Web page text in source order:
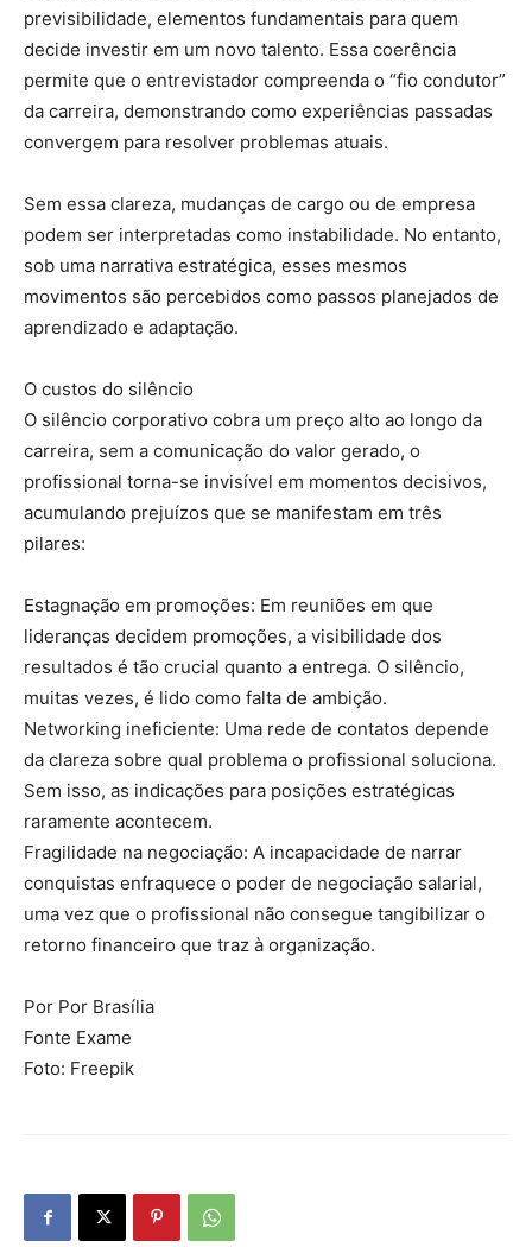
previsibilidade, elementos fundamentais para quem
decide investir em um novo talento. Essa coerência
permite que o entrevistador compreenda o “fio condutor”
da carreira, demonstrando como experiências passadas
convergem para resolver problemas atuais.
Sem essa clareza, mudanças de cargo ou de empresa
podem ser interpretadas como instabilidade. No entanto,
sob uma narrativa estratégica, esses mesmos
movimentos são percebidos como passos planejados de
aprendizado e adaptação.
O custos do silêncio
O silêncio corporativo cobra um preço alto ao longo da
carreira, sem a comunicação do valor gerado, o
profissional torna-se invisível em momentos decisivos,
acumulando prejuízos que se manifestam em três
pilares:
Estagnação em promoções: Em reuniões em que
lideranças decidem promoções, a visibilidade dos
resultados é tão crucial quanto a entrega. O silêncio,
muitas vezes, é lido como falta de ambição.
Networking ineficiente: Uma rede de contatos depende
da clareza sobre qual problema o profissional soluciona.
Sem isso, as indicações para posições estratégicas
raramente acontecem.
Fragilidade na negociação: A incapacidade de narrar
conquistas enfraquece o poder de negociação salarial,
uma vez que o profissional não consegue tangibilizar o
retorno financeiro que traz à organização.
Por Por Brasília
Fonte Exame
Foto: Freepik